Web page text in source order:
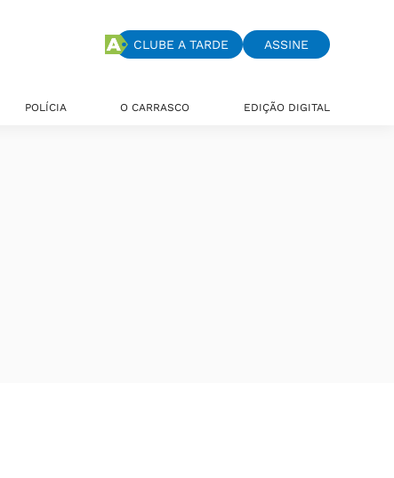
CLUBE A TARDE ASSINE
POLÍCIA O CARRASCO EDIÇÃO DIGITAL